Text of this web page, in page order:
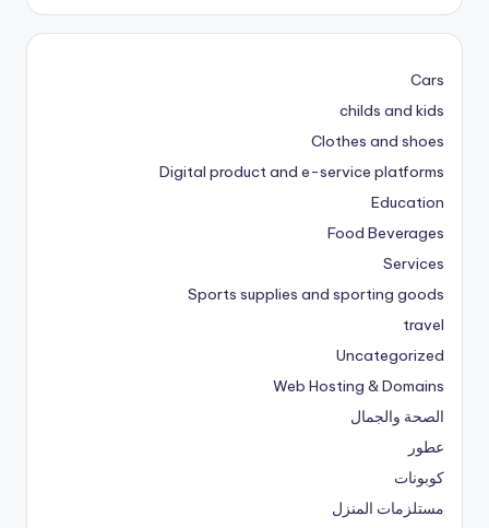
Cars
childs and kids
Clothes and shoes
Digital product and e-service platforms
Education
Food Beverages
Services
Sports supplies and sporting goods
travel
Uncategorized
Web Hosting & Domains
الصحة والجمال
عطور
كوبونات
مستلزمات المنزل